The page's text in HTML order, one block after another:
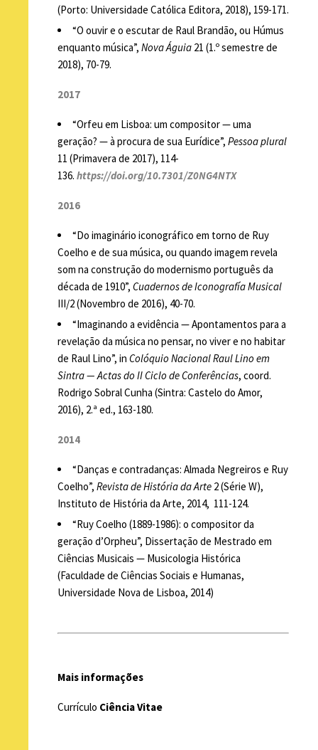
(Porto: Universidade Católica Editora, 2018), 159-171.
“O ouvir e o escutar de Raul Brandão, ou Húmus
enquanto música”, Nova Águia21 (1.º semestre de
2018), 70-79.
2017
“Orfeu em Lisboa: um compositor — uma
geração? — à procura de sua Eurídice”, Pessoa plural
11 (Primavera de 2017), 114-
136. https://doi.org/10.7301/Z0NG4NTX
2016
“Do imaginário iconográfico em torno de Ruy
Coelho e de sua música, ou quando imagem revela
som na construção do modernismo português da
década de 1910”, Cuadernos de Iconografía Musical
III/2 (Novembro de 2016), 40-70.
“Imaginando a evidência — Apontamentos para a
revelação da música no pensar, no viver e no habitar
de Raul Lino”, in Colóquio Nacional Raul Lino em
Sintra — Actas do II Ciclo de Conferências, coord.
Rodrigo Sobral Cunha (Sintra: Castelo do Amor,
2016), 2.ª ed., 163-180.
2014
“Danças e contradanças: Almada Negreiros e Ruy
Coelho”, Revista de História da Arte2 (Série W),
Instituto de História da Arte, 2014, 111-124.
“Ruy Coelho (1889-1986): o compositor da
geração d’Orpheu”, Dissertação de Mestrado em
Ciências Musicais — Musicologia Histórica
(Faculdade de Ciências Sociais e Humanas,
Universidade Nova de Lisboa, 2014)
Mais informações
Currículo Ciência Vitae